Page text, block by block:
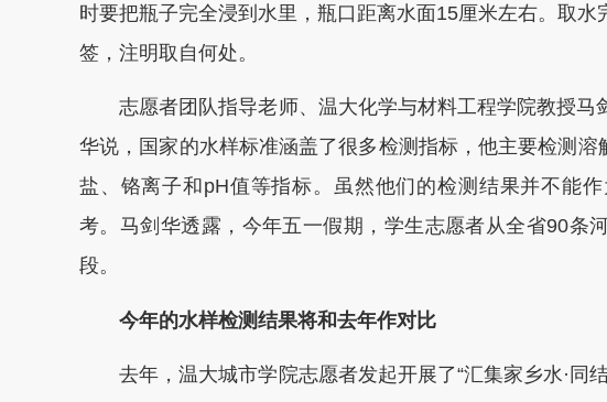
时要把瓶子完全浸到水里，瓶口距离水面15厘米左右。取
签，注明取自何处。
志愿者团队指导老师、温大化学与材料工程学院教授马
华说，国家的水样标准涵盖了很多检测指标，他主要检测
盐、铬离子和pH值等指标。虽然他们的检测结果并不能
考。马剑华透露，今年五一假期，学生志愿者从全省90条
段。
今年的水样检测结果将和去年作对比
去年，温大城市学院志愿者发起开展了“汇集家乡水·同